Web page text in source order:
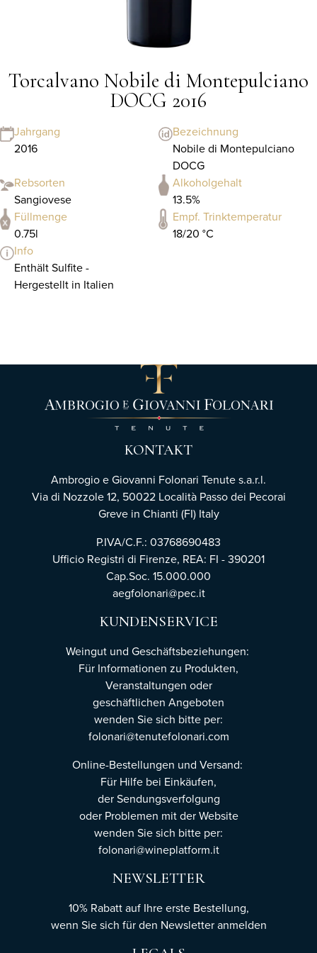
Torcalvano Nobile di Montepulciano
DOCG 2016
Jahrgang
2016
Bezeichnung
Nobile di Montepulciano
DOCG
Rebsorten
Sangiovese
Alkoholgehalt
13.5%
Füllmenge
0.75l
Empf. Trinktemperatur
18/20 °C
Info
Enthält Sulfite -
Hergestellt in Italien
KONTAKT
Ambrogio e Giovanni Folonari Tenute s.a.r.l.
Via di Nozzole 12, 50022 Località Passo dei Pecorai
Greve in Chianti (FI) Italy
P.IVA/C.F.: 03768690483
Ufficio Registri di Firenze, REA: FI - 390201
Cap.Soc. 15.000.000
aegfolonari@pec.it
KUNDENSERVICE
Weingut und Geschäftsbeziehungen:
Für Informationen zu Produkten,
Veranstaltungen oder
geschäftlichen Angeboten
wenden Sie sich bitte per:
folonari@tenutefolonari.com
Online-Bestellungen und Versand:
Für Hilfe bei Einkäufen,
der Sendungsverfolgung
oder Problemen mit der Website
wenden Sie sich bitte per:
folonari@wineplatform.it
NEWSLETTER
10% Rabatt auf Ihre erste Bestellung,
wenn Sie sich für den Newsletteranmelden